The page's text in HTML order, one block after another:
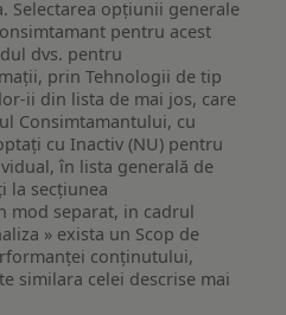
Selectarea opțiunii generale
pentru acest
dvs. pentru
prin Tehnologii de tip
ii din lista de mai jos, care
Consimtamantului, cu
cu Inactiv (NU) pentru
în lista generală de
la secțiunea
mod separat, in cadrul
» exista un Scop de
conținutului,
similara celei descrise mai